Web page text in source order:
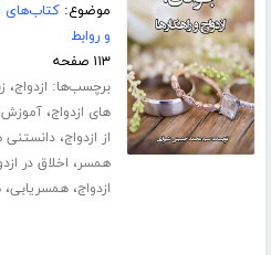
موضوع:کتاب‌های
و روابط
۱۱۳ صفحه
برچسب‌ها: ازدواج،
های ازدواج،آموزش
از ازدواج،دانستنی
همسر، اخلاق در
ازدواج،همسریابی،